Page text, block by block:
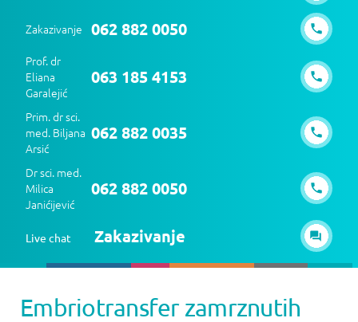
Zakazivanje 062 882 0050
Prof. dr
Eliana
Garalejić
063 185 4153
Prim. dr sci.
med. Biljana
Arsić
062 882 0035
Dr sci. med.
Milica
Janićijević
062 882 0050
Live chat Zakazivanje
Embriotransfer zamrznutih